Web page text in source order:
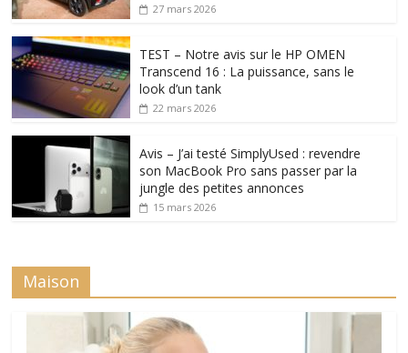
27 mars 2026
TEST – Notre avis sur le HP OMEN
Transcend 16 : La puissance, sans le
look d’un tank
22 mars 2026
Avis – J’ai testé SimplyUsed : revendre
son MacBook Pro sans passer par la
jungle des petites annonces
15 mars 2026
Maison